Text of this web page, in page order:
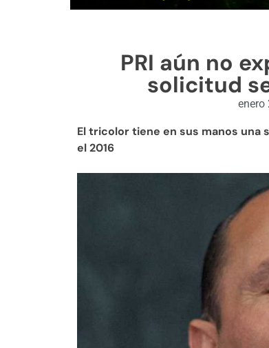
PRI aún no
solicitud
enero
El tricolor tiene en sus manos una
el 2016